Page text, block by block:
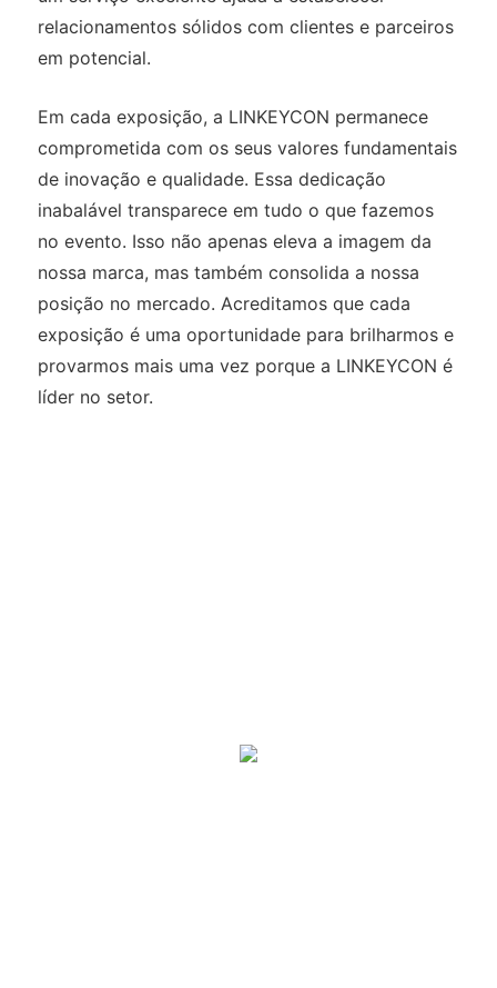
relacionamentos sólidos com clientes e parceiros
em potencial.
Em cada exposição, a LINKEYCON permanece
comprometida com os seus valores fundamentais
de inovação e qualidade. Essa dedicação
inabalável transparece em tudo o que fazemos
no evento. Isso não apenas eleva a imagem da
nossa marca, mas também consolida a nossa
posição no mercado. Acreditamos que cada
exposição é uma oportunidade para brilharmos e
provarmos mais uma vez porque a LINKEYCON é
líder no setor.